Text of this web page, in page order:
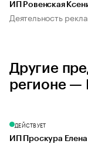
ИП Ровенская
Деятельность
Другие
регионе —
ДЕЙСТВУЕТ
ИП Проскура